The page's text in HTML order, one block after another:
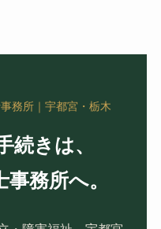
務所｜宇都宮・栃木
続きは、
務所へ。